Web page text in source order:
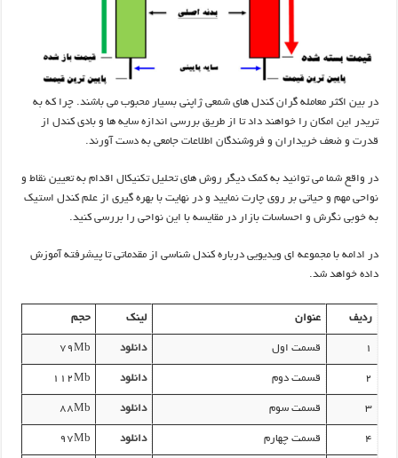
در بین اکثر معامله گران کندل های شمعی ژاپنی بسیار محبوب می باشند. چرا که به
تریدر این امکان را خواهند داد تا از طریق بررسی اندازه سایه ها و بادی کندل از
قدرت و ضعف خریداران و فروشندگان اطلاعات جامعی به دست آورند.
در واقع شما می توانید به کمک دیگر روش های تحلیل تکنیکال اقدام به تعیین نقاط و
نواحی مهم و حیاتی بر روی چارت نمایید و در نهایت با بهره گیری از علم کندل استیک
به خوبی نگرش و احساسات بازار در مقایسه با این نواحی را بررسی کنید.
در ادامه با مجموعه ای ویدیویی درباره کندل شناسی از مقدماتی تا پیشرفته آموزش
داده خواهد شد.
ردیف عنوان لینک حجم
۱ قسمت اول دانلود ۷۹Mb
2 قسمت دوم دانلود ۱۱۲Mb
3 قسمت سوم دانلود ۸۸Mb
4 قسمت چهارم دانلود ۹۷Mb